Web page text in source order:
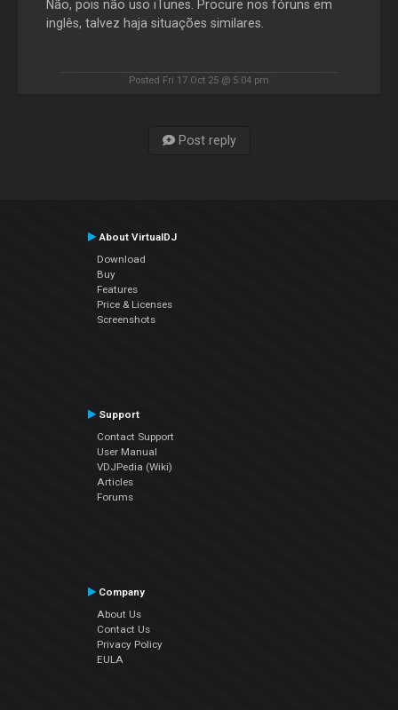
Não, pois não uso iTunes. Procure nos fóruns em
inglês, talvez haja situações similares.
Posted Fri 17 Oct 25 @ 5:04 pm
Post reply
About VirtualDJ
Download
Buy
Features
Price & Licenses
Screenshots
Support
Contact Support
User Manual
VDJPedia (Wiki)
Articles
Forums
Company
About Us
Contact Us
Privacy Policy
EULA